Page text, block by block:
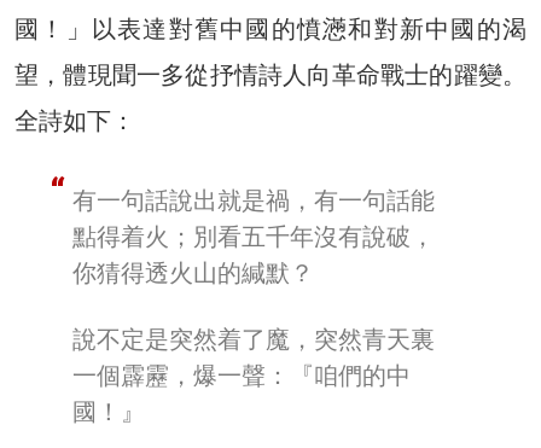
國！」以表達對舊中國的憤懣和對新中國的渴
望，體現聞一多從抒情詩人向革命戰士的躍變。
全詩如下：
有一句話說出就是禍，有一句話能
點得着火；別看五千年沒有說破，
你猜得透火山的緘默？
說不定是突然着了魔，突然青天裏
一個霹靂，爆一聲：『咱們的中
國！』